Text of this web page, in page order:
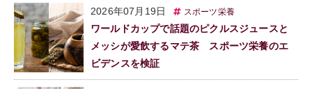
2026年07月19日 スポーツ栄養
ワールドカップで話題のピクルスジュースと
メッシが愛飲するマテ茶 スポーツ栄養のエ
ビデンスを検証